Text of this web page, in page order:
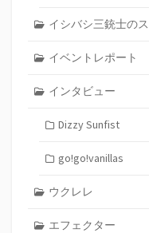
イシバシ三銃士の
イベントレポート
インタビュー
Dizzy Sunfist
go!go!vanillas
ウクレレ
エフェクター